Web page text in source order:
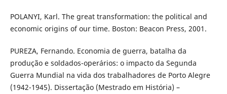
POLANYI, Karl. The great transformation: the political and
economic origins of our time. Boston: Beacon Press, 2001.
PUREZA, Fernando. Economia de guerra, batalha da
produção e soldados-operários: o impacto da Segunda
Guerra Mundial na vida dos trabalhadores de Porto Alegre
(1942-1945). Dissertação (Mestrado em História) –